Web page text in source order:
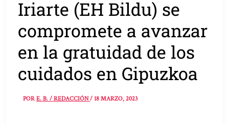
Iriarte (EH Bildu) se
compromete a avanzar
en la gratuidad de los
cuidados en Gipuzkoa
PORE. B. / REDACCIÓN/18 MARZO, 2023